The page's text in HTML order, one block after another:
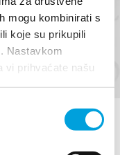
mogu kombinirati s
koje su prikupili
Nastavkom
vi prihvaćate našu